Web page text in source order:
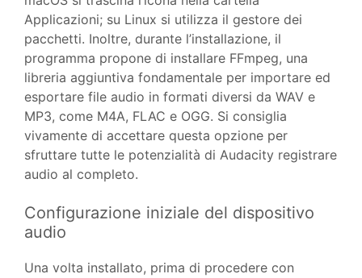
Applicazioni; su Linux si utilizza il gestore dei
pacchetti. Inoltre, durante l’installazione, il
programma propone di installare FFmpeg, una
libreria aggiuntiva fondamentale per importare ed
esportare file audio in formati diversi da WAV e
MP3, come M4A, FLAC e OGG. Si consiglia
vivamente di accettare questa opzione per
sfruttare tutte le potenzialità di Audacity registrare
audio al completo.
Configurazione iniziale del dispositivo
audio
Una volta installato, prima di procedere con